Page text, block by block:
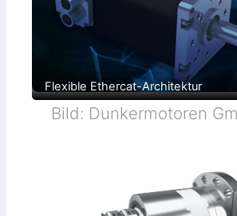
Flexible Ethercat-Architektur
Bild: Dunkermotoren